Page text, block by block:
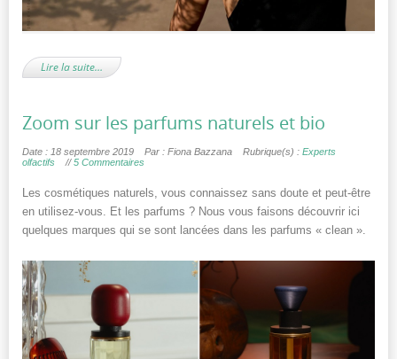
Lire la suite…
Zoom sur les parfums naturels et bio
Date : 18 septembre 2019 Par : Fiona Bazzana Rubrique(s) : Experts
olfactifs
//5 Commentaires
Les cosmétiques naturels, vous connaissez sans doute et peut-être
en utilisez-vous. Et les parfums ? Nous vous faisons découvrir ici
quelques marques qui se sont lancées dans les parfums « clean ».